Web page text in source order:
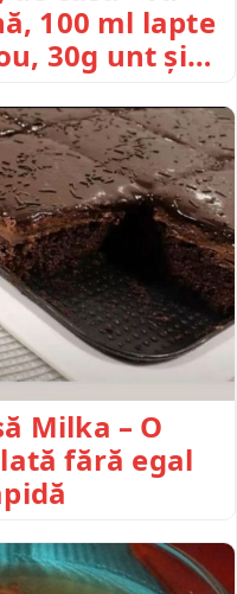
100 ml lapte
30g unt și…
Milka – O
fără egal